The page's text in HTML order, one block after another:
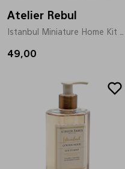
Atelier Rebul
49,00